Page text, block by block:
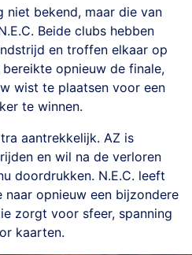
niet bekend, maar die van
Beide clubs hebben
en troffen elkaar op
opnieuw de finale,
wist te plaatsen voor een
te winnen.
aantrekkelijk. AZ is
en wil na de verloren
doordrukken. N.E.C. leeft
opnieuw een bijzondere
zorgt voor sfeer, spanning
kaarten.